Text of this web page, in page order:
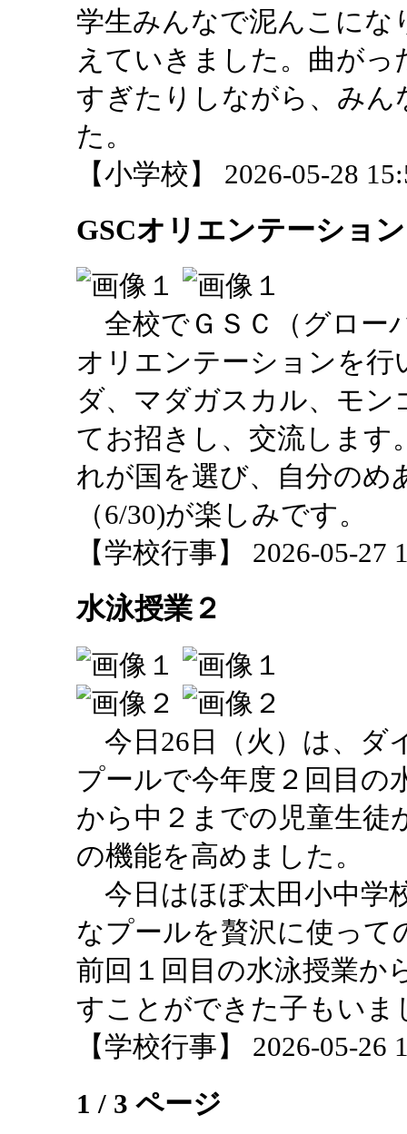
学生みんなで泥んこにな
えていきました。曲が
すぎたりしながら、み
た。
【小学校】 2026-05-28
GSCオリエンテーション
全校でＧＳＣ（グロー
オリエンテーションを
ダ、マダガスカル、モ
てお招きし、交流します
れが国を選び、自分のめ
（6/30)が楽しみです。
【学校行事】 2026-05-27
水泳授業２
今日26日（火）は、ダ
プールで今年度２回目の
から中２までの児童生徒
の機能を高めました。
今日はほぼ太田小中学
なプールを贅沢に使っ
前回１回目の水泳授業か
すことができた子もいま
【学校行事】 2026-05-26
1 / 3 ページ